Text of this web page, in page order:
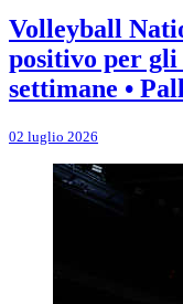
Volleyball
positivo per
settimane •
02 luglio 2026